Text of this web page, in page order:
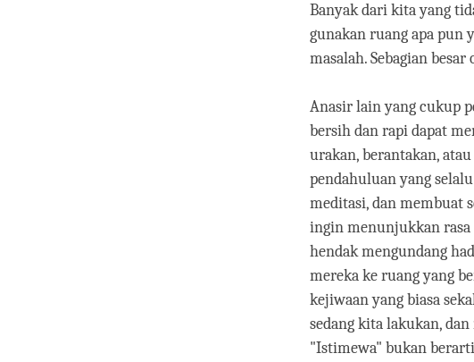
Banyak dari kita yang
gunakan ruang apa pun
masalah. Sebagian
Anasir lain yang cukup
bersih dan rapi dapat
urakan, berantakan,
pendahuluan yang
meditasi, dan membuat
ingin menunjukkan
hendak mengundang
mereka ke ruang yang
kejiwaan yang biasa
sedang kita lakukan,
"Istimewa" bukan